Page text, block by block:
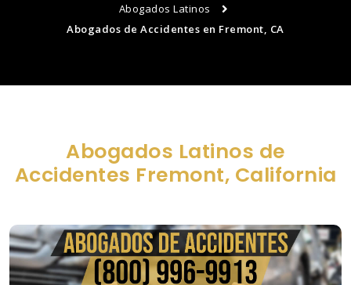
Abogados Latinos
Abogados de Accidentes en Fremont, CA
Abogados Latinos de
Accidentes Fremont, California